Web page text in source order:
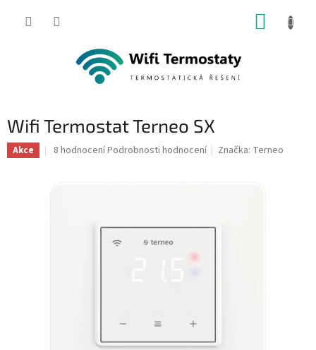
Wifi Termostat Terneo SX
Akce
Průměrné
8 hodnoceníPodrobnosti hodnocení Značka: Terneo